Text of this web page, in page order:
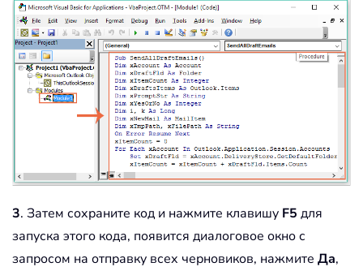
3. Затем сохраните код и нажмите клавишу F5 для
запуска этого кода, появится диалоговое окно с
запросом на отправку всех черновиков, нажмите Да,